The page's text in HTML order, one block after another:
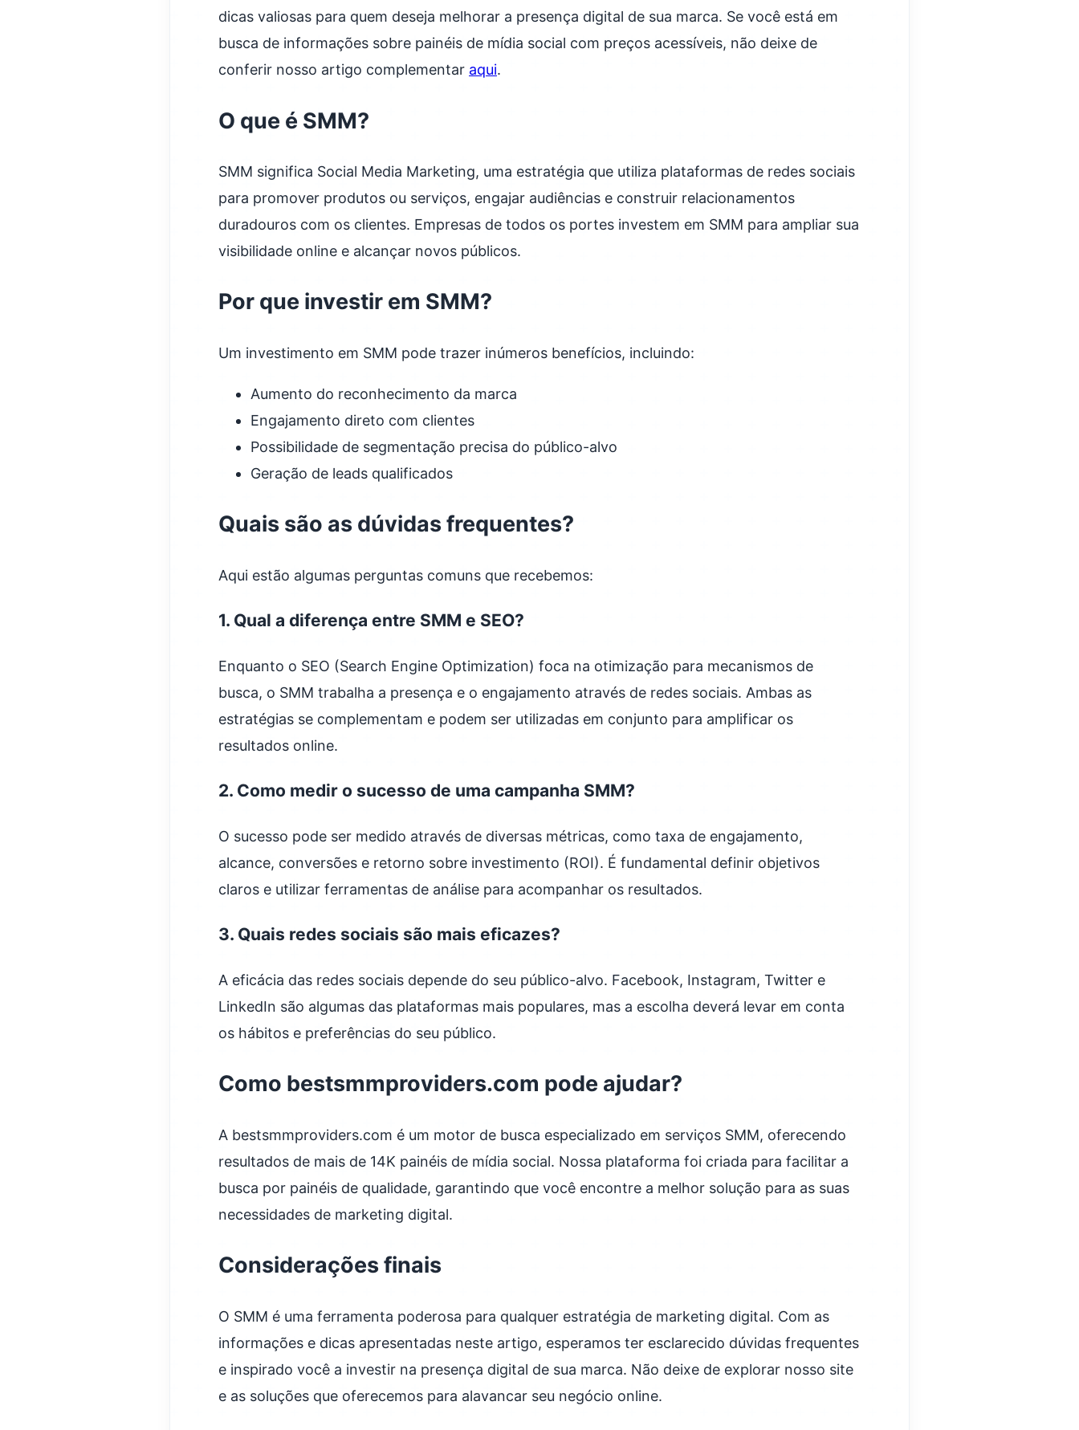
dicas valiosas para quem deseja melhorar a presença digital de sua marca. Se você está em
busca de informações sobre painéis de mídia social com preços acessíveis, não deixe de
conferir nosso artigo complementar aqui.
O que é SMM?
SMM significa Social Media Marketing, uma estratégia que utiliza plataformas de redes sociais
para promover produtos ou serviços, engajar audiências e construir relacionamentos
duradouros com os clientes. Empresas de todos os portes investem em SMM para ampliar sua
visibilidade online e alcançar novos públicos.
Por que investir em SMM?
Um investimento em SMM pode trazer inúmeros benefícios, incluindo:
Aumento do reconhecimento da marca
Engajamento direto com clientes
Possibilidade de segmentação precisa do público-alvo
Geração de leads qualificados
Quais são as dúvidas frequentes?
Aqui estão algumas perguntas comuns que recebemos:
1. Qual a diferença entre SMM e SEO?
Enquanto o SEO (Search Engine Optimization) foca na otimização para mecanismos de
busca, o SMM trabalha a presença e o engajamento através de redes sociais. Ambas as
estratégias se complementam e podem ser utilizadas em conjunto para amplificar os
resultados online.
2. Como medir o sucesso de uma campanha SMM?
O sucesso pode ser medido através de diversas métricas, como taxa de engajamento,
alcance, conversões e retorno sobre investimento (ROI). É fundamental definir objetivos
claros e utilizar ferramentas de análise para acompanhar os resultados.
3. Quais redes sociais são mais eficazes?
A eficácia das redes sociais depende do seu público-alvo. Facebook, Instagram, Twitter e
LinkedIn são algumas das plataformas mais populares, mas a escolha deverá levar em conta
os hábitos e preferências do seu público.
Como bestsmmproviders.com pode ajudar?
A bestsmmproviders.com é um motor de busca especializado em serviços SMM, oferecendo
resultados de mais de 14K painéis de mídia social. Nossa plataforma foi criada para facilitar a
busca por painéis de qualidade, garantindo que você encontre a melhor solução para as suas
necessidades de marketing digital.
Considerações finais
O SMM é uma ferramenta poderosa para qualquer estratégia de marketing digital. Com as
informações e dicas apresentadas neste artigo, esperamos ter esclarecido dúvidas frequentes
e inspirado você a investir na presença digital de sua marca. Não deixe de explorar nosso site
e as soluções que oferecemos para alavancar seu negócio online.